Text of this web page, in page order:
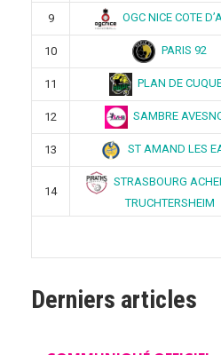
9 OGC NICE COTE
10 PARIS 92
11 PLAN DE
12 SAMBRE
13 ST AMAND LES
14
STRASBOURG
TRUCHTERSHEIM
Derniers articles